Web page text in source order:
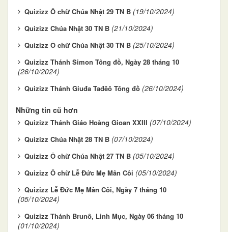
Quizizz Ô chữ Chúa Nhật 29 TN B (19/10/2024)
Quizizz Chúa Nhật 30 TN B (21/10/2024)
Quizizz Ô chữ Chúa Nhật 30 TN B (25/10/2024)
Quizizz Thánh Simon Tông đồ, Ngày 28 tháng 10
(26/10/2024)
Quizizz Thánh Giuđa Tađêô Tông đồ (26/10/2024)
Những tin cũ hơn
Quizizz Thánh Giáo Hoàng Gioan XXIII (07/10/2024)
Quizizz Chúa Nhật 28 TN B (07/10/2024)
Quizizz Ô chữ Chúa Nhật 27 TN B (05/10/2024)
Quizizz Ô chữ Lễ Đức Mẹ Mân Côi (05/10/2024)
Quizizz Lễ Đức Mẹ Mân Côi, Ngày 7 tháng 10
(05/10/2024)
Quizizz Thánh Brunô, Linh Mục, Ngày 06 tháng 10
(01/10/2024)